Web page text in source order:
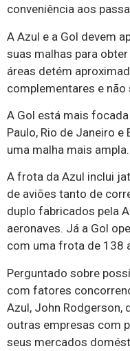
conveniência aos
A Azul e a Gol devem
suas malhas para
áreas detém
complementares e não
A Gol está mais
Paulo, Rio de Janeiro e
uma malha mais ampla.
A frota da Azul inclui
de aviões tanto de
duplo fabricados pela
aeronaves. Já a Gol
com uma frota de 138
Perguntado sobre
com fatores
Azul, John Rodgerson,
outras empresas com
seus mercados